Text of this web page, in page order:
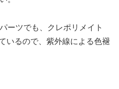
ーツでも、クレポリメイト
いるので、紫外線による色褪